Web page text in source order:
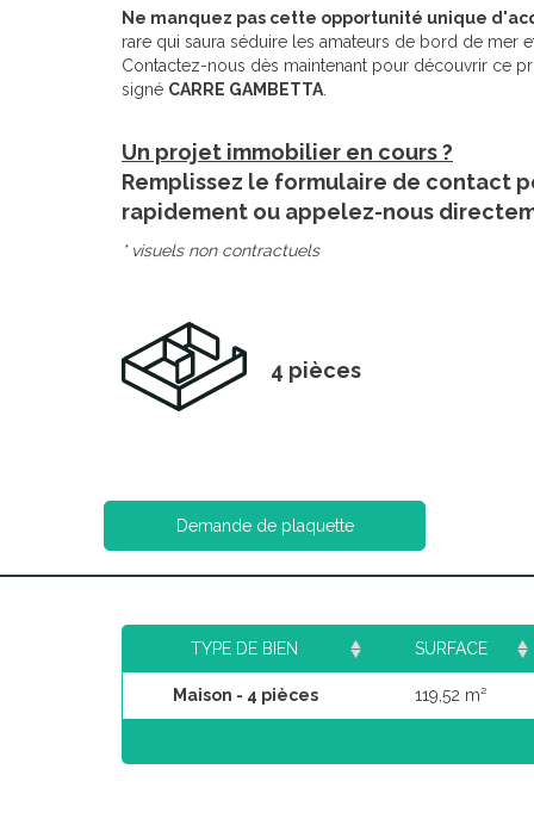
Ne manquez pas cette opportunité unique
rare qui saura séduire les amateurs de bord de mer
Contactez-nous dès maintenant pour découvrir ce
signé CARRE GAMBETTA
Un projet immobilier en cours ?
Remplissez le formulaire de contact
rapidement ou appelez-nous
* visuels non contractuels
4 pièces
Demande de plaquette
TYPE DE BIEN SURFACE
Maison - 4 pièces 119,52 m²